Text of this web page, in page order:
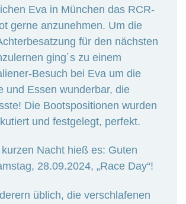
Eva in München das RCR-
gerne anzunehmen. Um die
für den nächsten
ging´s zu einem
Besuch bei Eva um die
und Essen wunderbar, die
Die Bootspositionen wurden
und festgelegt, perfekt.
Nacht hieß es: Guten
28.09.2024, „Race Day“!
üblich, die verschlafenen